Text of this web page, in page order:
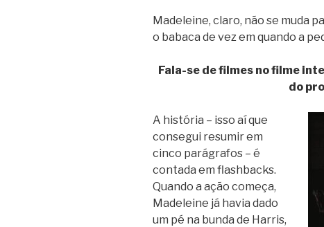
Madeleine, claro, não se muda
o babaca de vez em quando a
Fala-se de filmes no filme
do
A história – isso aí que
consegui resumir em
cinco parágrafos – é
contada em flashbacks.
Quando a ação começa,
Madeleine já havia dado
um pé na bunda de Harris,